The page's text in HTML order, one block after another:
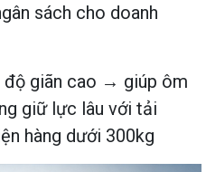
sách cho doanh
độ giãn cao → giúp ôm
giữ lực lâu với tải
hàng dưới 300kg